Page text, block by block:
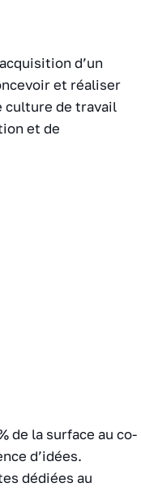
d’un
et réaliser
culture de travail
et de
de la surface au co-
d’idées.
dédiées au